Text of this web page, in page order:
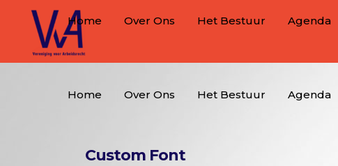
Home Over Ons Het Bestuur Agenda
Home Over Ons Het Bestuur Agenda
Custom Font